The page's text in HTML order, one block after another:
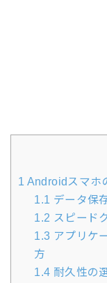
1 Androidスマホ
1.1 データ保
1.2 スピード
1.3 アプリケ
方
1.4 耐久性の